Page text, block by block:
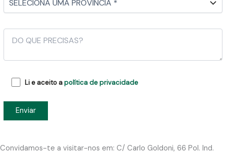
Li e aceito apolítica de privacidade
Convidamos-te a visitar-nos em: C/ Carlo Goldoni, 66 Pol. Ind.